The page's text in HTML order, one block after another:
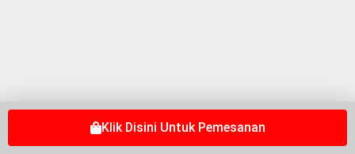
Klik Disini Untuk Pemesanan